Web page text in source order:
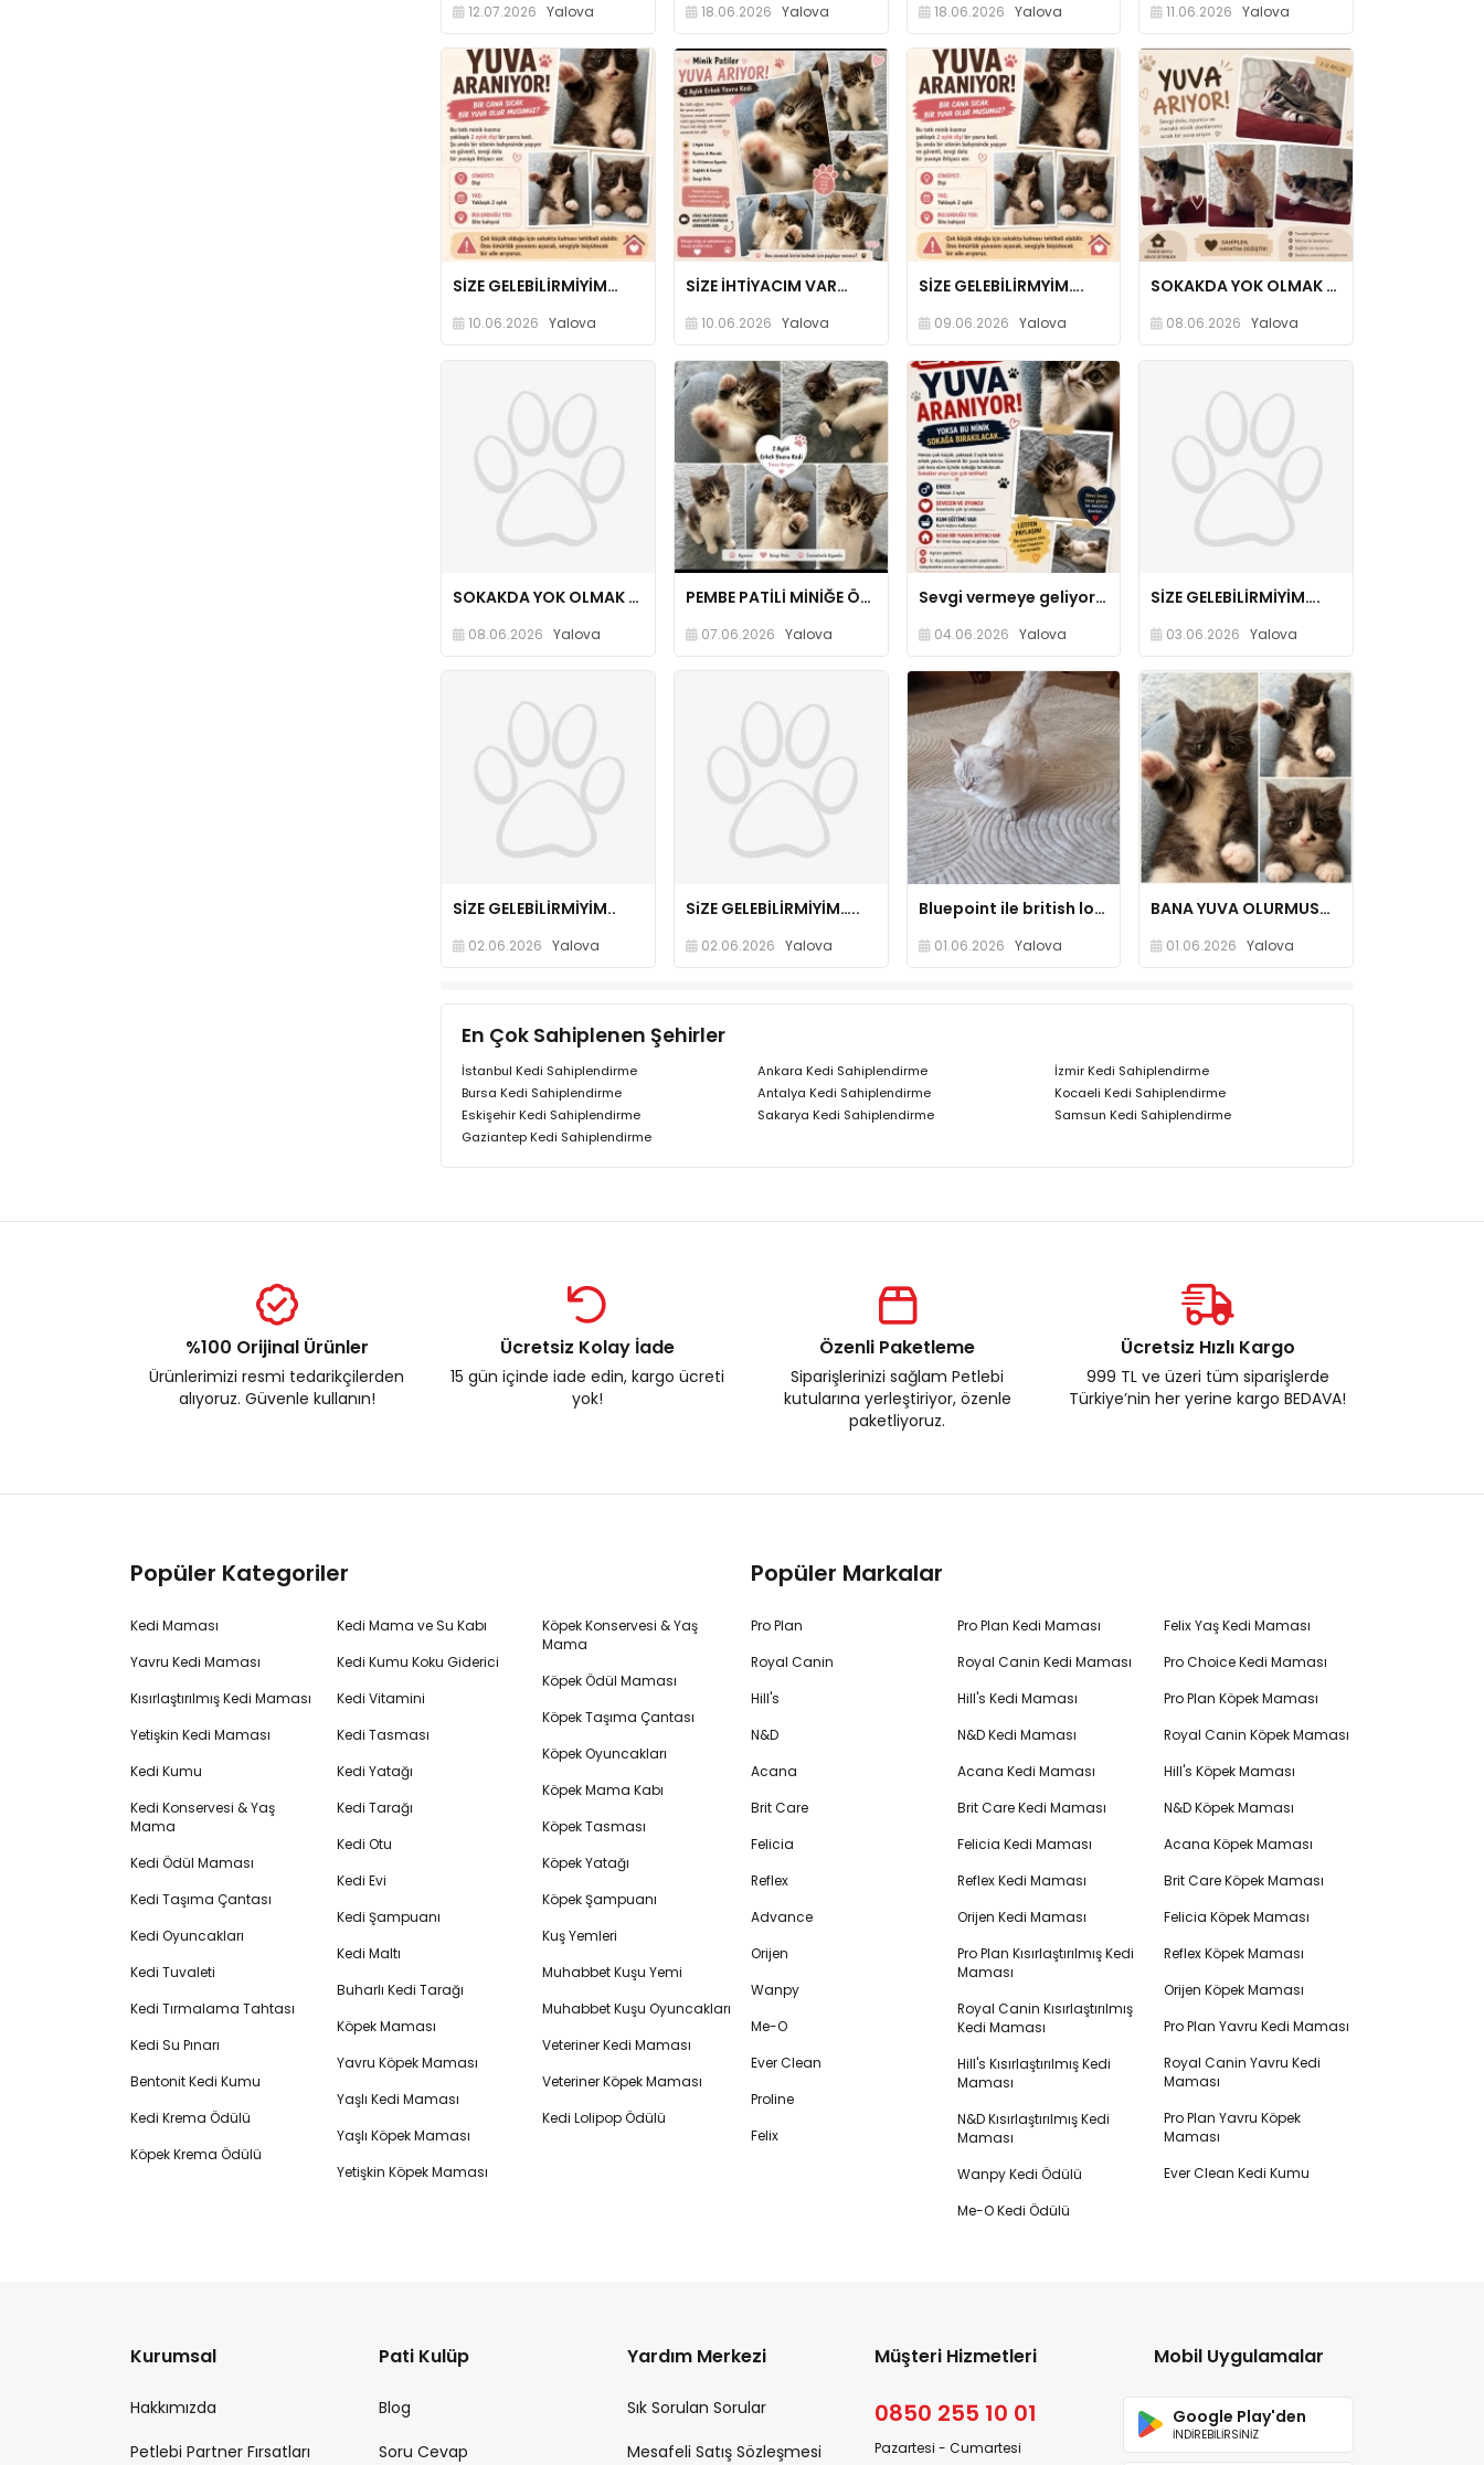
12.07.2026 Yalova 18.06.2026 Yalova 18.06.2026 Yalova 11.06.2026 Yalova
SİZE GELEBİLİRMİYİM…
10.06.2026 Yalova
SİZE İHTİYACIM VAR…
10.06.2026 Yalova
SİZE GELEBİLİRMYİM….
09.06.2026 Yalova
SOKAKDA YOK OLMAK İSTEMİYORUZ…
08.06.2026 Yalova
SOKAKDA YOK OLMAK İSTEMİYORUZ…..
08.06.2026 Yalova
PEMBE PATİLİ MİNİĞE ÖMÜRLÜK YUVA
07.06.2026 Yalova
Sevgi vermeye geliyorum
04.06.2026 Yalova
SİZE GELEBİLİRMİYİM….
03.06.2026 Yalova
SİZE GELEBİLİRMİYİM..
02.06.2026 Yalova
SiZE GELEBİLİRMİYİM…..
02.06.2026 Yalova
Bluepoint ile british longhair çiftleşmesi sonucu
01.06.2026 Yalova
BANA YUVA OLURMUSUNUZ…..
01.06.2026 Yalova
En Çok Sahiplenen Şehirler
İstanbul Kedi Sahiplendirme Ankara Kedi Sahiplendirme
İzmir Kedi Sahiplendirme
Bursa Kedi Sahiplendirme
Antalya Kedi Sahiplendirme
Kocaeli Kedi Sahiplendirme
Eskişehir Kedi Sahiplendirme
Sakarya Kedi Sahiplendirme
Samsun Kedi Sahiplendirme
Gaziantep Kedi Sahiplendirme
%100 Orijinal Ürünler
Ürünlerimizi resmi tedarikçilerden
alıyoruz. Güvenle kullanın!
Ücretsiz Kolay İade
15 gün içinde iade edin, kargo ücreti
yok!
Özenli Paketleme
Siparişlerinizi sağlam Petlebi
kutularına yerleştiriyor, özenle
paketliyoruz.
Ücretsiz Hızlı Kargo
999 TL ve üzeri tüm siparişlerde
Türkiye’nin her yerine kargo BEDAVA!
Popüler Kategoriler
Kedi Maması
Yavru Kedi Maması
Kısırlaştırılmış Kedi Maması
Yetişkin Kedi Maması
Kedi Kumu
Kedi Konservesi & Yaş
Mama
Kedi Ödül Maması
Kedi Taşıma Çantası
Kedi Oyuncakları
Kedi Tuvaleti
Kedi Tırmalama Tahtası
Kedi Su Pınarı
Bentonit Kedi Kumu
Kedi Krema Ödülü
Köpek Krema Ödülü
Kedi Mama ve Su Kabı
Kedi Kumu Koku Giderici
Kedi Vitamini
Kedi Tasması
Kedi Yatağı
Kedi Tarağı
Kedi Otu
Kedi Evi
Kedi Şampuanı
Kedi Maltı
Buharlı Kedi Tarağı
Köpek Maması
Yavru Köpek Maması
Yaşlı Kedi Maması
Yaşlı Köpek Maması
Yetişkin Köpek Maması
Köpek Konservesi & Yaş
Mama
Köpek Ödül Maması
Köpek Taşıma Çantası
Köpek Oyuncakları
Köpek Mama Kabı
Köpek Tasması
Köpek Yatağı
Köpek Şampuanı
Kuş Yemleri
Muhabbet Kuşu Yemi
Muhabbet Kuşu Oyuncakları
Veteriner Kedi Maması
Veteriner Köpek Maması
Kedi Lolipop Ödülü
Popüler Markalar
Pro Plan
Royal Canin
Hill's
N&D
Acana
Brit Care
Felicia
Reflex
Advance
Orijen
Wanpy
Me-O
Ever Clean
Proline
Felix
Pro Plan Kedi Maması
Royal Canin Kedi Maması
Hill's Kedi Maması
N&D Kedi Maması
Acana Kedi Maması
Brit Care Kedi Maması
Felicia Kedi Maması
Reflex Kedi Maması
Orijen Kedi Maması
Pro Plan Kısırlaştırılmış Kedi
Maması
Royal Canin Kısırlaştırılmış
Kedi Maması
Hill's Kısırlaştırılmış Kedi
Maması
N&D Kısırlaştırılmış Kedi
Maması
Wanpy Kedi Ödülü
Me-O Kedi Ödülü
Felix Yaş Kedi Maması
Pro Choice Kedi Maması
Pro Plan Köpek Maması
Royal Canin Köpek Maması
Hill's Köpek Maması
N&D Köpek Maması
Acana Köpek Maması
Brit Care Köpek Maması
Felicia Köpek Maması
Reflex Köpek Maması
Orijen Köpek Maması
Pro Plan Yavru Kedi Maması
Royal Canin Yavru Kedi
Maması
Pro Plan Yavru Köpek
Maması
Ever Clean Kedi Kumu
Kurumsal
Hakkımızda
Petlebi Partner Fırsatları
Pati Kulüp
Blog
Soru Cevap
Yardım Merkezi
Sık Sorulan Sorular
Mesafeli Satış Sözleşmesi
Müşteri Hizmetleri
0850 255 10 01
Pazartesi - Cumartesi
Mobil Uygulamalar
Google Play'den
İNDİREBİLİRSİNİZ